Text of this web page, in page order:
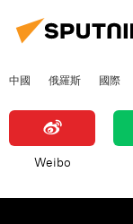
中國 俄羅斯 國際
Weibo